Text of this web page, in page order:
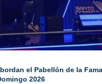
el Pabellón de la
2026